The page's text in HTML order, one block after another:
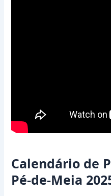
Calendário de
Pé-de-Meia